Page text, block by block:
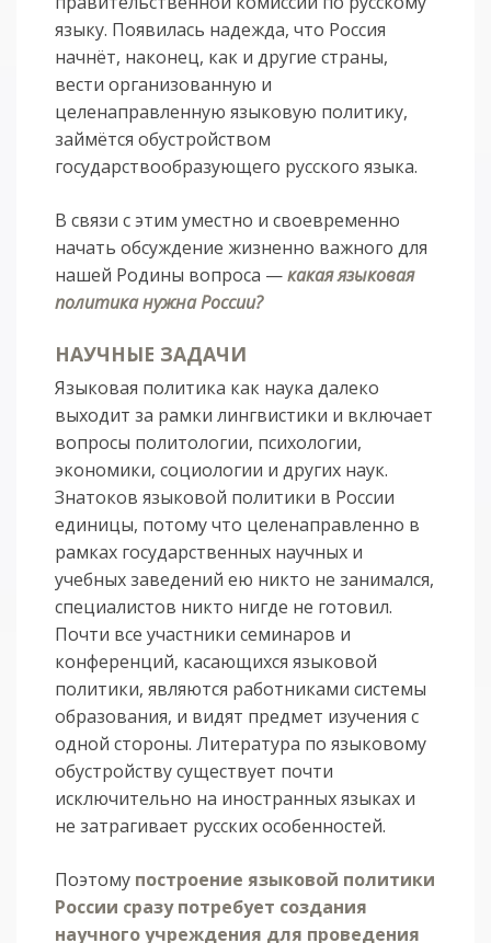
языку. Появилась надежда, что Россия
начнёт, наконец, как и другие страны,
вести организованную и
целенаправленную языковую политику,
займётся обустройством
государствообразующего русского языка.
В связи с этим уместно и своевременно
начать обсуждение жизненно важного для
нашей Родины вопроса —какая языковая
политика нужна России?
НАУЧНЫЕ ЗАДАЧИ
Языковая политика как наука далеко
выходит за рамки лингвистики и включает
вопросы политологии, психологии,
экономики, социологии и других наук.
Знатоков языковой политики в России
единицы, потому что целенаправленно в
рамках государственных научных и
учебных заведений ею никто не занимался,
специалистов никто нигде не готовил.
Почти все участники семинаров и
конференций, касающихся языковой
политики, являются работниками системы
образования, и видят предмет изучения с
одной стороны. Литература по языковому
обустройству существует почти
исключительно на иностранных языках и
не затрагивает русских особенностей.
Поэтому построение языковой политики
России сразу потребует создания
научного учреждения для проведения